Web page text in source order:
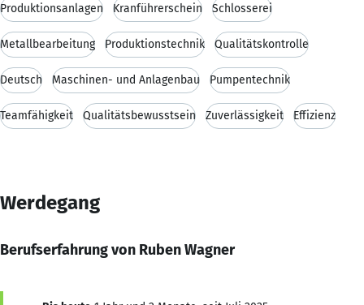
Produktionsanlagen Kranführerschein Schlosserei
Metallbearbeitung Produktionstechnik Qualitätskontrolle
Deutsch Maschinen- und Anlagenbau Pumpentechnik
Teamfähigkeit Qualitätsbewusstsein Zuverlässigkeit Effizienz
Werdegang
Berufserfahrung von Ruben Wagner